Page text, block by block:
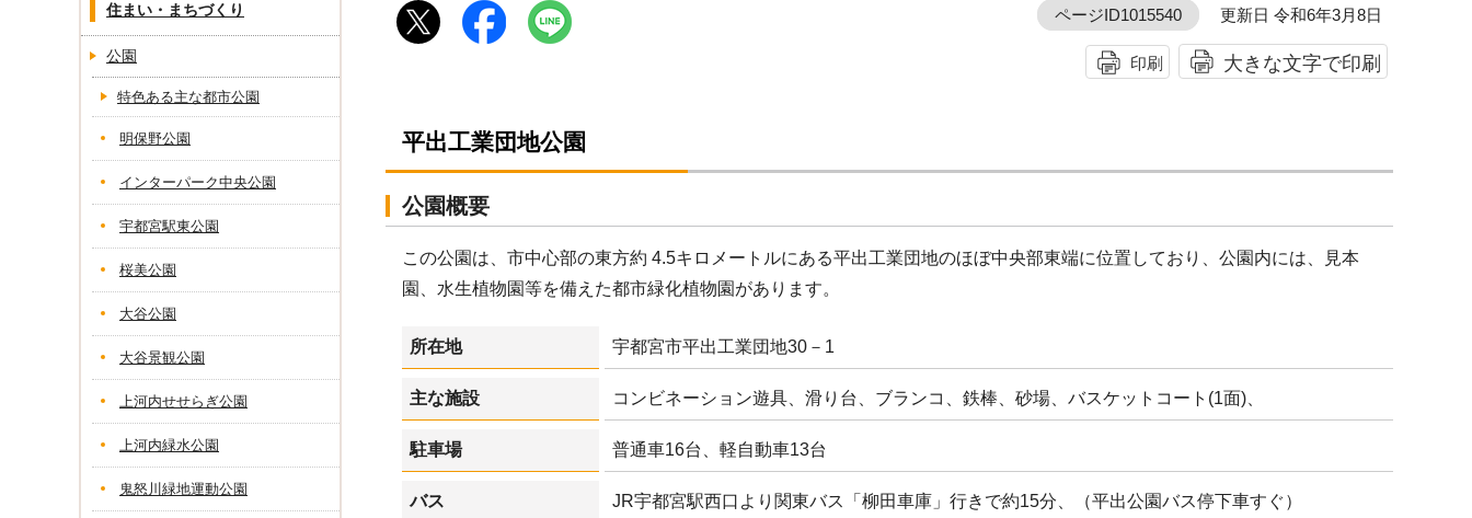
ページID1015540 更新日 令和6年3月8日
印刷 大きな文字で印刷
平出工業団地公園
公園概要
この公園は、市中心部の東方約 4.5キロメートルにある平出工業団地のほぼ中央部東端に位置しており、公園内には、見本
園、水生植物園等を備えた都市緑化植物園があります。
所在地 宇都宮市平出工業団地30－1
主な施設 コンビネーション遊具、滑り台、ブランコ、鉄棒、砂場、バスケットコート(1面)、
駐車場 普通車16台、軽自動車13台
バス JR宇都宮駅西口より関東バス「柳田車庫」行きで約15分、（平出公園バス停下車すぐ）
住まい・まちづくり
公園
特色ある主な都市公園
明保野公園
インターパーク中央公園
宇都宮駅東公園
桜美公園
大谷公園
大谷景観公園
上河内せせらぎ公園
上河内緑水公園
鬼怒川緑地運動公園